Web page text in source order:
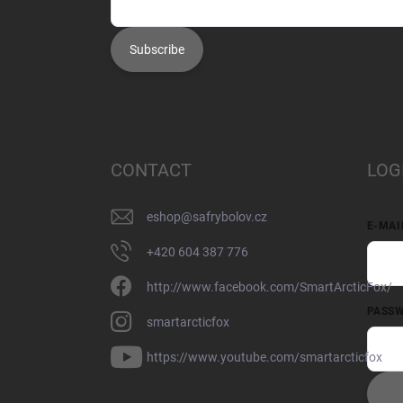
Subscribe
CONTACT
eshop@safrybolov.cz
+420 604 387 776
http://www.facebook.com/SmartArcticFox/
smartarcticfox
https://www.youtube.com/smartarcticfox
E-